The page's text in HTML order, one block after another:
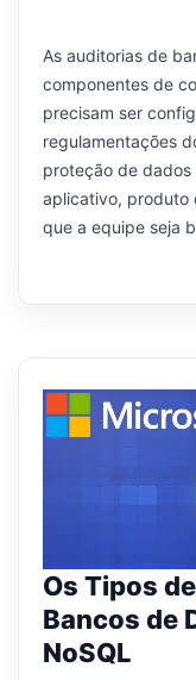
As auditorias de
componentes de
precisam ser
regulamentações
proteção de
aplicativo, produto
que a equipe seja
Os Tipos
Bancos de
NoSQL